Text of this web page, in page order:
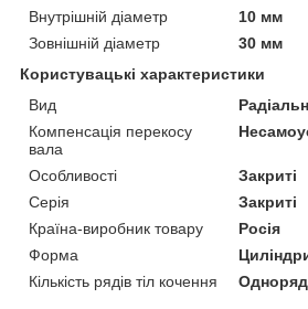
Внутрішній діаметр
10 мм
Зовнішній діаметр
30 мм
Користувацькi характеристики
Вид
Компенсація перекосу
вала
Особливості
Закриті
Серія
Закриті
Країна-виробник товару
Росія
Форма
Кількість рядів тіл кочення